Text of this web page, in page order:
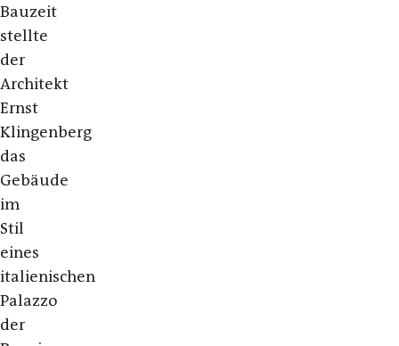
Bauzeit
stellte
der
Architekt
Ernst
Klingenberg
das
Gebäude
im
Stil
eines
italienischen
Palazzo
der